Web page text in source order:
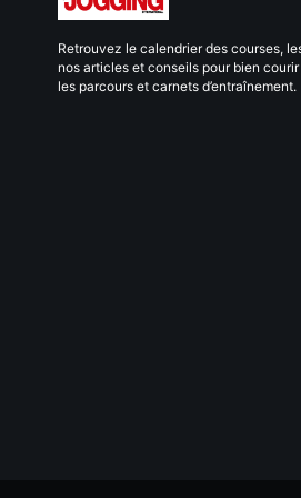
Retrouvez le calendrier des courses,
nos articles et conseils pour bien
les parcours et carnets d’entraînement.